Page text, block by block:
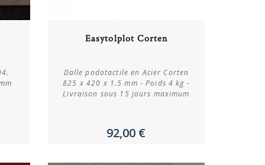
Plus de détails
Easytolplot Corten
Dalle podotactile en Acier Corten
825 x 420 x 1.5 mm - Poids 4 kg -
Livraison sous 15 jours maximum
92,00 €